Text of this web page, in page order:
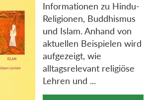
Informationen zu Hindu-
Religionen, Buddhismus
und Islam. Anhand von
aktuellen Beispielen wird
aufgezeigt, wie
alltagsrelevant religiöse
Lehren und ...